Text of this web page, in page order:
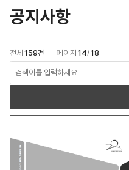
공지사항
전체 159건 페이지 14/18